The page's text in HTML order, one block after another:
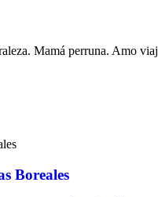
Mamá perruna. Amo
Boreales